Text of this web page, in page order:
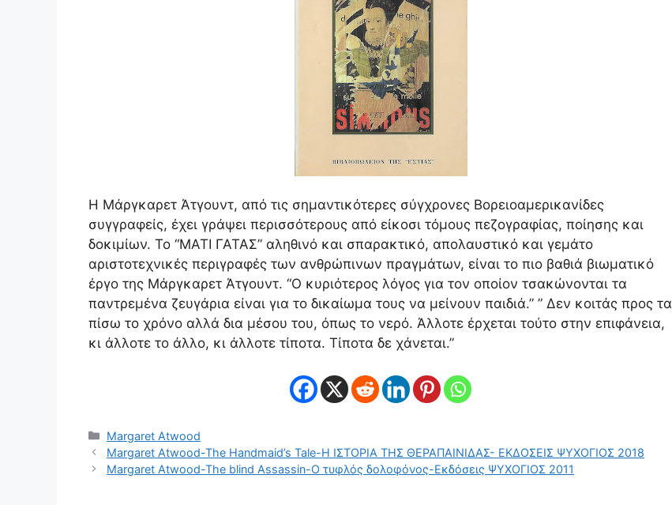
Η Μάργκαρετ Άτγουντ, από τις σημαντικότερες σύγχρονες Βορειοαμερικανίδες
συγγραφείς, έχει γράψει περισσότερους από είκοσι τόμους πεζογραφίας, ποίησης και
δοκιμίων. Το “ΜΑΤΙ ΓΑΤΑΣ” αληθινό και σπαρακτικό, απολαυστικό και γεμάτο
αριστοτεχνικές περιγραφές των ανθρώπινων πραγμάτων, είναι το πιο βαθιά βιωματικό
έργο της Μάργκαρετ Άτγουντ. “Ο κυριότερος λόγος για τον οποίον τσακώνονται τα
παντρεμένα ζευγάρια είναι για το δικαίωμα τους να μείνουν παιδιά.” ” Δεν κοιτάς προς τα
πίσω το χρόνο αλλά δια μέσου του, όπως το νερό. Άλλοτε έρχεται τούτο στην επιφάνεια,
κι άλλοτε το άλλο, κι άλλοτε τίποτα. Τίποτα δε χάνεται.”
Κατηγορίες
Margaret Atwood
Margaret Atwood-The Handmaid’s Tale-Η ΙΣΤΟΡΙΑ ΤΗΣ ΘΕΡΑΠΑΙΝΙΔΑΣ- ΕΚΔΟΣΕΙΣ ΨΥΧΟΓΙΟΣ 2018
Margaret Atwood-The blind Assassin-Ο τυφλός δολοφόνος-Εκδόσεις ΨΥΧΟΓΙΟΣ 2011